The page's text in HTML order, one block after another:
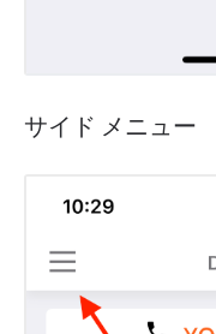
サイド メニュー